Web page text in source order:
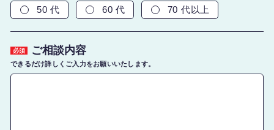
50 代 60 代 70 代以上
必須 ご相談内容
できるだけ詳しくご入力をお願いいたします。